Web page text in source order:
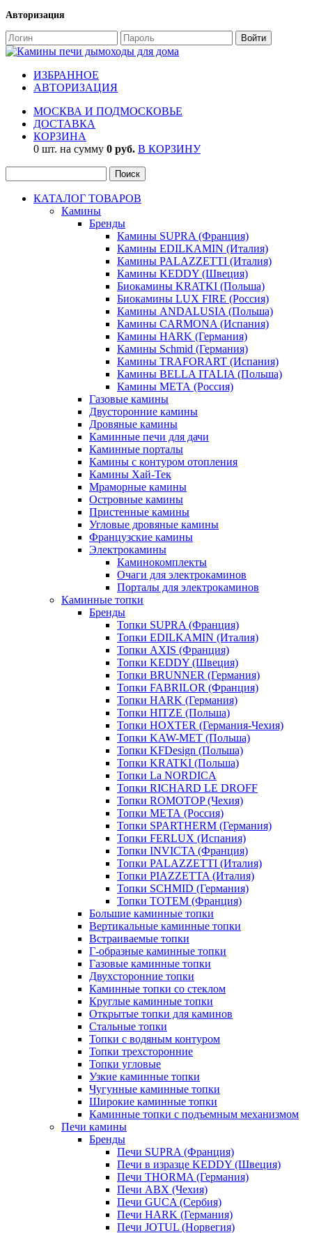
Авторизация
ИЗБРАННОЕ
АВТОРИЗАЦИЯ
МОСКВА И ПОДМОСКОВЬЕ
ДОСТАВКА
КОРЗИНА
0 шт. на сумму 0 руб. В КОРЗИНУ
КАТАЛОГ ТОВАРОВ
Камины
Бренды
Камины SUPRA (Франция)
Камины EDILKAMIN (Италия)
Камины PALAZZETTI (Италия)
Камины KEDDY (Швеция)
Биокамины KRATKI (Польша)
Биокамины LUX FIRE (Россия)
Камины ANDALUSIA (Польша)
Камины CARMONA (Испания)
Камины HARK (Германия)
Камины Schmid (Германия)
Камины TRAFORART (Испания)
Камины BELLA ITALIA (Польша)
Камины МЕТА (Россия)
Газовые камины
Двусторонние камины
Дровяные камины
Каминные печи для дачи
Каминные порталы
Камины с контуром отопления
Камины Хай-Тек
Мраморные камины
Островные камины
Пристенные камины
Угловые дровяные камины
Французские камины
Электрокамины
Каминокомплекты
Очаги для электрокаминов
Порталы для электрокаминов
Каминные топки
Бренды
Топки SUPRA (Франция)
Топки EDILKAMIN (Италия)
Топки AXIS (Франция)
Топки KEDDY (Швеция)
Топки BRUNNER (Германия)
Топки FABRILOR (Франция)
Топки HARK (Германия)
Топки HITZE (Польша)
Топки HOXTER (Германия-Чехия)
Топки KAW-MET (Польша)
Топки KFDesign (Польша)
Топки KRATKI (Польша)
Топки La NORDICA
Топки RICHARD LE DROFF
Топки ROMOTOP (Чехия)
Топки МЕТА (Россия)
Топки SPARTHERM (Германия)
Топки FERLUX (Испания)
Топки INVICTA (Франция)
Топки PALAZZETTI (Италия)
Топки PIAZZETTA (Италия)
Топки SCHMID (Германия)
Топки TOTEM (Франция)
Большие каминные топки
Вертикальные каминные топки
Встраиваемые топки
Г-образные каминные топки
Газовые каминные топки
Двухсторонние топки
Каминные топки со стеклом
Круглые каминные топки
Открытые топки для каминов
Стальные топки
Топки с водяным контуром
Топки трехсторонние
Топки угловые
Узкие каминные топки
Чугунные каминные топки
Широкие каминные топки
Каминные топки с подъемным механизмом
Печи камины
Бренды
Печи SUPRA (Франция)
Печи в изразце KEDDY (Швеция)
Печи THORMA (Германия)
Печи ABX (Чехия)
Печи GUCA (Сербия)
Печи HARK (Германия)
Печи JOTUL (Норвегия)